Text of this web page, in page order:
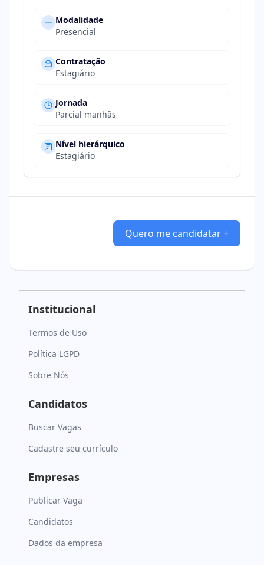
Modalidade
Presencial
Contratação
Estagiário
Jornada
Parcial manhãs
Nível hierárquico
Estagiário
Quero me candidatar +
Institucional
Termos de Uso
Política LGPD
Sobre Nós
Candidatos
Buscar Vagas
Cadastre seu currículo
Empresas
Publicar Vaga
Candidatos
Dados da empresa